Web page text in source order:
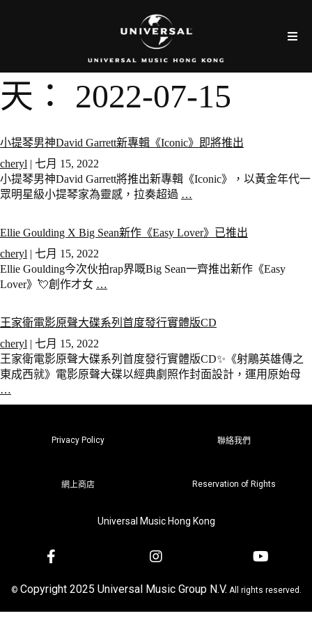
天： 2022-07-15
小提琴男神David Garrett新專輯《Iconic》即將推出
cheryl | 七月 15, 2022
小提琴男神David Garrett將推出新專輯《Iconic》，以黃金年代一
眾明星級小提琴家為靈感，拉奏超過 …
Ellie Goulding X Big Sean新作《Easy Lover》已推出
cheryl | 七月 15, 2022
Ellie Goulding今次伙拍rap界嘅Big Sean一齊推出新作《Easy
Lover》💘創作才女 …
王家衛電影原聲大碟系列首度發行實體版CD
cheryl | 七月 15, 2022
王家衛電影原聲大碟系列首度發行實體版CD✨《射鵰英雄傳之
東成西就》電影原聲大碟以經典劇照作封面設計，運用原始母
…
Privacy Policy 聯絡我們
網上商店 Reservation of Rights
Universal Music Hong Kong
© Copyright 2025 Universal Music Group N.V. All rights reserved.